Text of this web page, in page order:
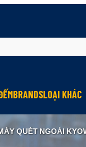
BRANDS
Oriental Motor
LOẠI KHÁC
Đèn
NGOÀI KYOWA USB-70B-10